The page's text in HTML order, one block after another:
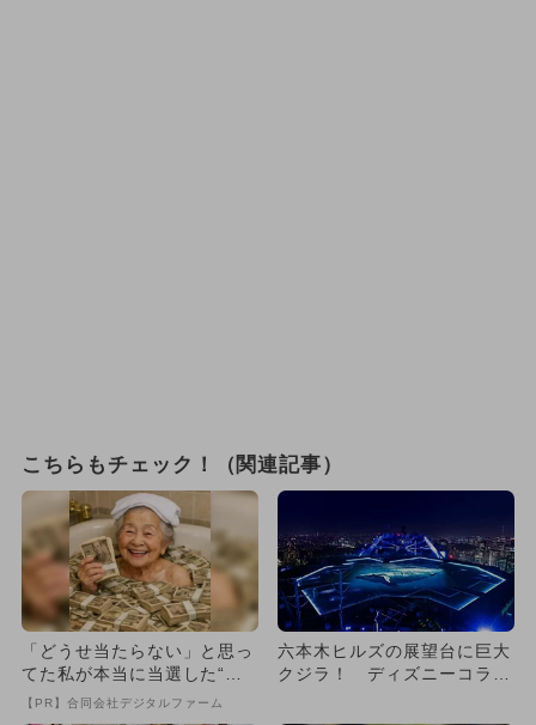
こちらもチェック！（関連記事）
「どうせ当たらない」と思っ
てた私が本当に当選した“買
い方”がこれ
【PR】合同会社デジタルファーム
六本木ヒルズの展望台に巨大
クジラ！ ディズニーコラボ